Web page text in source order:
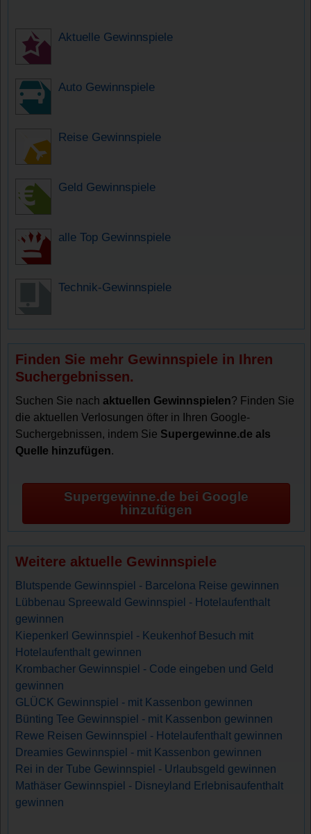
Aktuelle Gewinnspiele
Auto Gewinnspiele
Reise Gewinnspiele
Geld Gewinnspiele
alle Top Gewinnspiele
Technik-Gewinnspiele
Finden Sie mehr Gewinnspiele in Ihren
Suchergebnissen.
Suchen Sie nachaktuellen Gewinnspielen? Finden Sie
die aktuellen Verlosungen öfter in Ihren Google-
Suchergebnissen, indem Sie Supergewinne.de als
Quelle hinzufügen.
Supergewinne.de bei Google
hinzufügen
Weitere aktuelle Gewinnspiele
Blutspende Gewinnspiel - Barcelona Reise gewinnen
Lübbenau Spreewald Gewinnspiel - Hotelaufenthalt
gewinnen
Kiepenkerl Gewinnspiel - Keukenhof Besuch mit
Hotelaufenthalt gewinnen
Krombacher Gewinnspiel - Code eingeben und Geld
gewinnen
GLÜCK Gewinnspiel - mit Kassenbon gewinnen
Bünting Tee Gewinnspiel - mit Kassenbon gewinnen
Rewe Reisen Gewinnspiel - Hotelaufenthalt gewinnen
Dreamies Gewinnspiel - mit Kassenbon gewinnen
Rei in der Tube Gewinnspiel - Urlaubsgeld gewinnen
Mathäser Gewinnspiel - Disneyland Erlebnisaufenthalt
gewinnen